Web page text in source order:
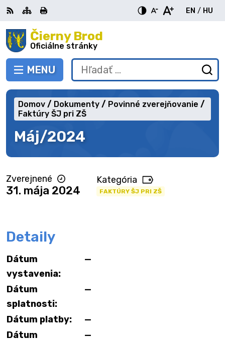
Preskočiť
na
obsah Čierny Brod
Oficiálne stránky
PREPNÚŤ
MENU
RSS MapaTlačiť
EN
English
/ HU
Hľadať:
Máj/2024
Domov Dokumenty
Povinné zverejňovanie
Faktúry ŠJ pri ZŠ
Zverejnené
31. mája 2024
Kategória
FAKTÚRY ŠJ PRI ZŠ
Detaily
Dátum
vystavenia:
—
Dátum
splatnosti:
—
Dátum platby:
—
Dátum
—